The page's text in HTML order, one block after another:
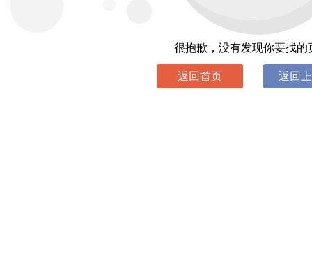
很抱歉，没有发现你要找的
返回首页 返回